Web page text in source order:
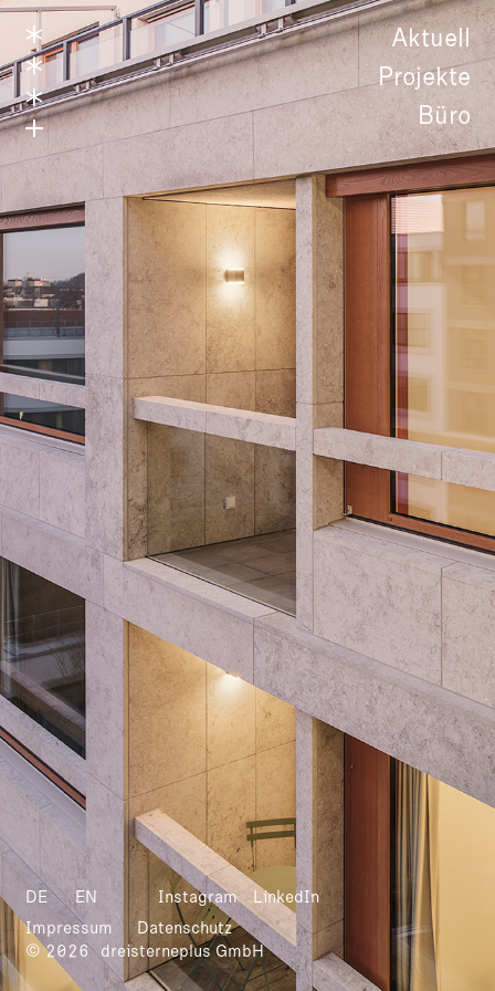
Aktuell
Projekte
Büro
DE EN Instagram
LinkedIn
Impressum
Datenschutz
© 2026
dreisterneplus GmbH